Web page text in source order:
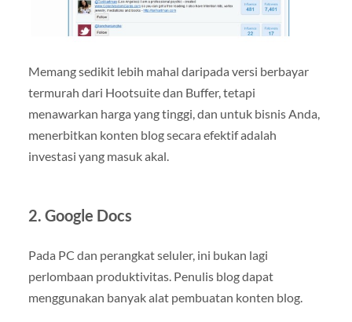
Memang sedikit lebih mahal daripada versi berbayar
termurah dari Hootsuite dan Buffer, tetapi
menawarkan harga yang tinggi, dan untuk bisnis Anda,
menerbitkan konten blog secara efektif adalah
investasi yang masuk akal.
2. Google Docs
Pada PC dan perangkat seluler, ini bukan lagi
perlombaan produktivitas. Penulis blog dapat
menggunakan banyak alat pembuatan konten blog.